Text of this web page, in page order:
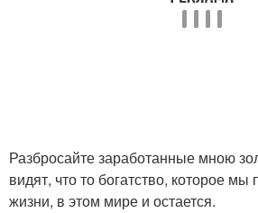
Разбросайте заработанные мною
видят, что то богатство, которое мы
жизни, в этом мире и остается.